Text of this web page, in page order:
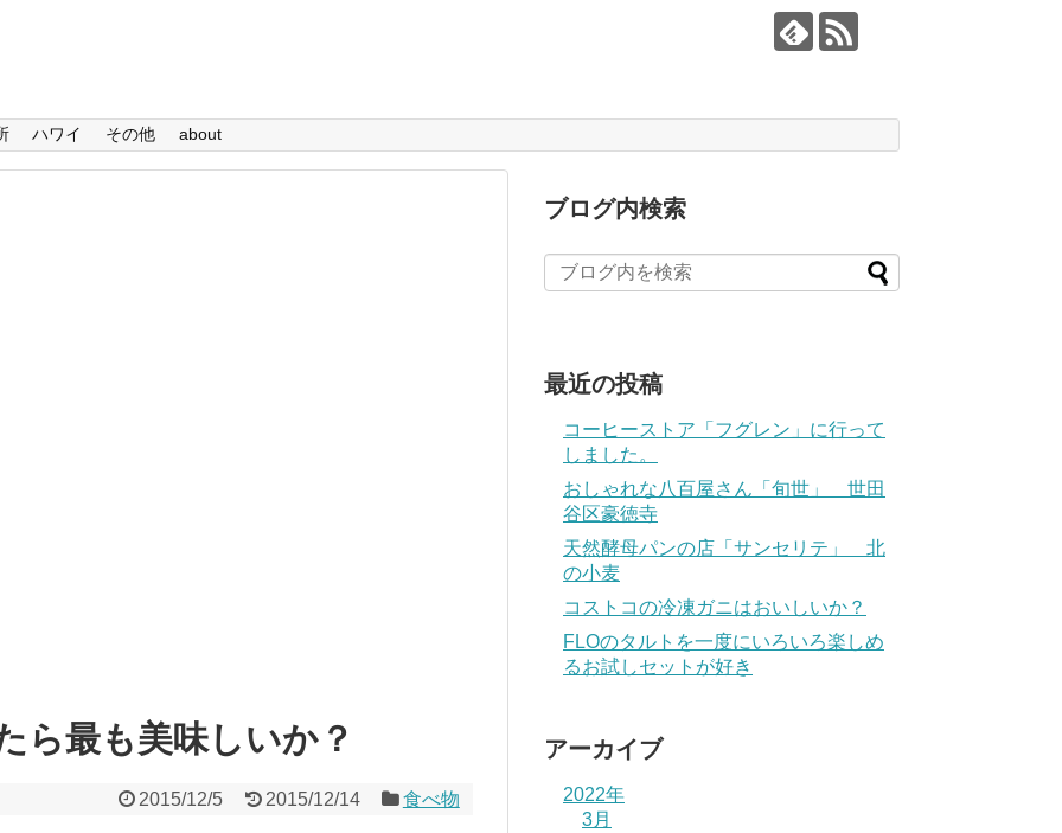
ハワイ その他 about
ら最も美味しいか？
2015/12/5 2015/12/14 食べ物
ブログ内検索
最近の投稿
コーヒーストア「フグレン」に行って
しました。
おしゃれな八百屋さん「旬世」 世田
谷区豪徳寺
天然酵母パンの店「サンセリテ」 北
の小麦
コストコの冷凍ガニはおいしいか？
FLOのタルトを一度にいろいろ楽しめ
るお試しセットが好き
アーカイブ
2022年
3月